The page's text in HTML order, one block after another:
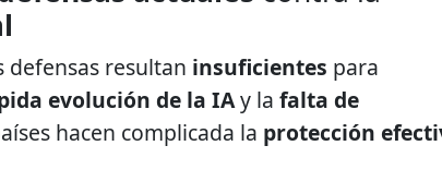
defensas resultan insuficientes para
evolución de la IAy la falta de
hacen complicada la protección